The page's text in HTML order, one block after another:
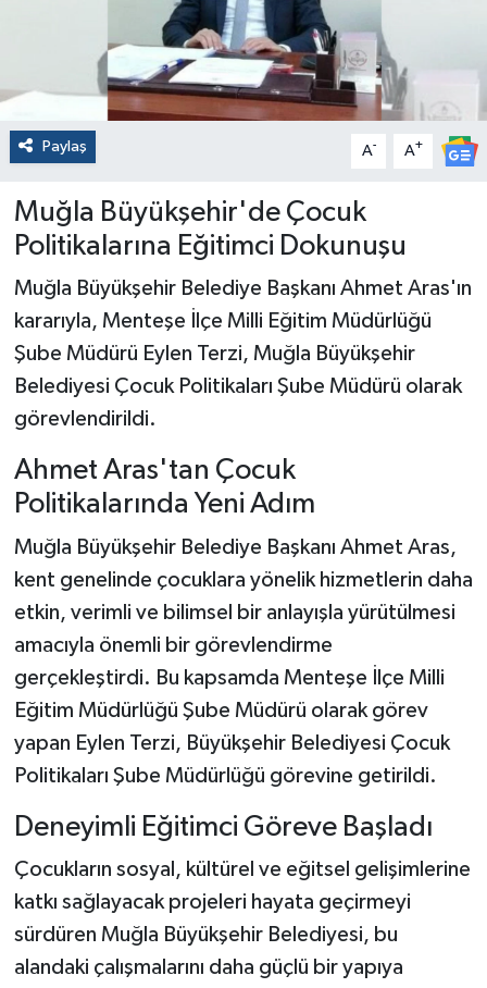
Paylaş A- A+
Muğla Büyükşehir'de Çocuk
Politikalarına Eğitimci Dokunuşu
Muğla Büyükşehir Belediye Başkanı Ahmet Aras'ın
kararıyla, Menteşe İlçe Milli Eğitim Müdürlüğü
Şube Müdürü Eylen Terzi, Muğla Büyükşehir
Belediyesi Çocuk Politikaları Şube Müdürü olarak
görevlendirildi.
Ahmet Aras'tan Çocuk
Politikalarında Yeni Adım
Muğla Büyükşehir Belediye Başkanı Ahmet Aras,
kent genelinde çocuklara yönelik hizmetlerin daha
etkin, verimli ve bilimsel bir anlayışla yürütülmesi
amacıyla önemli bir görevlendirme
gerçekleştirdi. Bu kapsamda Menteşe İlçe Milli
Eğitim Müdürlüğü Şube Müdürü olarak görev
yapan Eylen Terzi, Büyükşehir Belediyesi Çocuk
Politikaları Şube Müdürlüğü görevine getirildi.
Deneyimli Eğitimci Göreve Başladı
Çocukların sosyal, kültürel ve eğitsel gelişimlerine
katkı sağlayacak projeleri hayata geçirmeyi
sürdüren Muğla Büyükşehir Belediyesi, bu
alandaki çalışmalarını daha güçlü bir yapıya